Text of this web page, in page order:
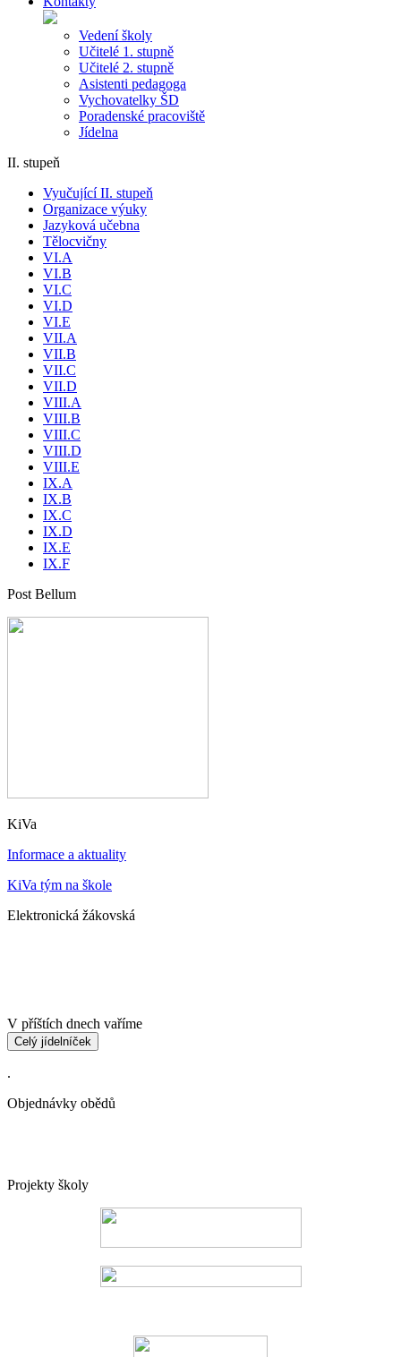
Vedení školy
Učitelé 1. stupně
Učitelé 2. stupně
Asistenti pedagoga
Vychovatelky ŠD
Poradenské pracoviště
Jídelna
II. stupeň
Vyučující II. stupeň
Organizace výuky
Jazyková učebna
Tělocvičny
VI.A
VI.B
VI.C
VI.D
VI.E
VII.A
VII.B
VII.C
VII.D
VIII.A
VIII.B
VIII.C
VIII.D
VIII.E
IX.A
IX.B
IX.C
IX.D
IX.E
IX.F
Post Bellum
KiVa
Informace a aktuality
KiVa tým na škole
Elektronická žákovská
V příštích dnech vaříme
Celý jídelníček
.
Objednávky obědů
Projekty školy